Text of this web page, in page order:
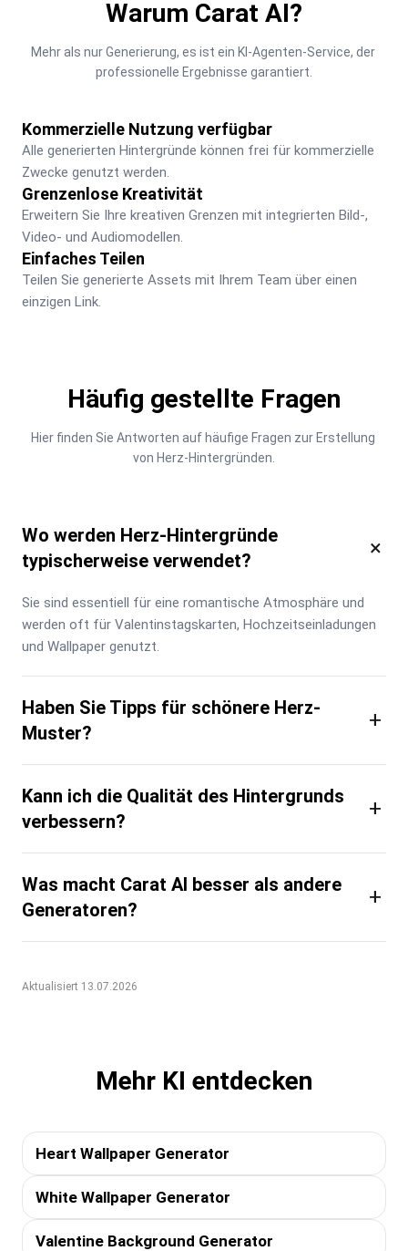
Warum Carat AI?
Mehr als nur Generierung, es ist ein KI-Agenten-Service, der
professionelle Ergebnisse garantiert.
Kommerzielle Nutzung verfügbar
Alle generierten Hintergründe können frei für kommerzielle
Zwecke genutzt werden.
Grenzenlose Kreativität
Erweitern Sie Ihre kreativen Grenzen mit integrierten Bild-,
Video- und Audiomodellen.
Einfaches Teilen
Teilen Sie generierte Assets mit Ihrem Team über einen
einzigen Link.
Häufig gestellte Fragen
Hier finden Sie Antworten auf häufige Fragen zur Erstellung
von Herz-Hintergründen.
Wo werden Herz-Hintergründe
typischerweise verwendet?
×
Sie sind essentiell für eine romantische Atmosphäre und
werden oft für Valentinstagskarten, Hochzeitseinladungen
und Wallpaper genutzt.
Haben Sie Tipps für schönere Herz-
Muster?
+
Kann ich die Qualität des Hintergrunds
verbessern?
+
Was macht Carat AI besser als andere
Generatoren?
+
Aktualisiert 13.07.2026
Mehr KI entdecken
Heart Wallpaper Generator
White Wallpaper Generator
Valentine Background Generator